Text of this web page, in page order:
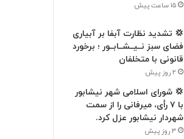
۱۵ ساعت پیش
💢 تشدید نظارت آبفا بر آبیاری
فضای سبز نــیــشــابــور ؛ برخورد
قانونی با متخلفان
۲ روز پیش
💢 شورای اسلامی شهر نیشابور
با ۷ رأی، میرفانی را از سمت
شهردار نیشابور عزل کرد.
۳ روز پیش